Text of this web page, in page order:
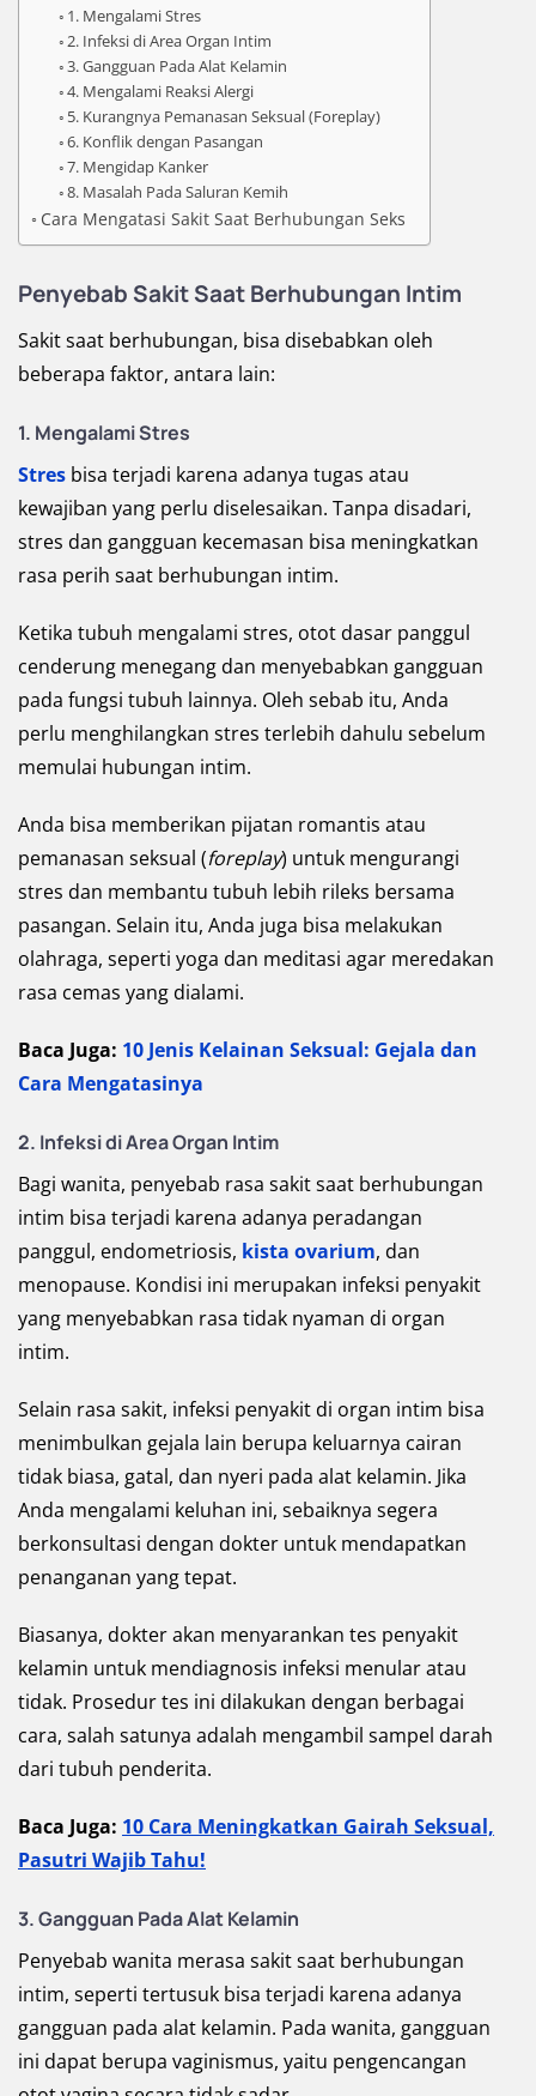
1. Mengalami Stres
2. Infeksi di Area Organ Intim
3. Gangguan Pada Alat Kelamin
4. Mengalami Reaksi Alergi
5. Kurangnya Pemanasan Seksual (Foreplay)
6. Konflik dengan Pasangan
7. Mengidap Kanker
8. Masalah Pada Saluran Kemih
Cara Mengatasi Sakit Saat Berhubungan Seks
Penyebab Sakit Saat Berhubungan Intim
Sakit saat berhubungan, bisa disebabkan oleh
beberapa faktor, antara lain:
1. Mengalami Stres
Stres bisa terjadi karena adanya tugas atau
kewajiban yang perlu diselesaikan. Tanpa disadari,
stres dan gangguan kecemasan bisa meningkatkan
rasa perih saat berhubungan intim.
Ketika tubuh mengalami stres, otot dasar panggul
cenderung menegang dan menyebabkan gangguan
pada fungsi tubuh lainnya. Oleh sebab itu, Anda
perlu menghilangkan stres terlebih dahulu sebelum
memulai hubungan intim.
Anda bisa memberikan pijatan romantis atau
pemanasan seksual (foreplay) untuk mengurangi
stres dan membantu tubuh lebih rileks bersama
pasangan. Selain itu, Anda juga bisa melakukan
olahraga, seperti yoga dan meditasi agar meredakan
rasa cemas yang dialami.
Baca Juga: 10 Jenis Kelainan Seksual: Gejala dan
Cara Mengatasinya
2. Infeksi di Area Organ Intim
Bagi wanita, penyebab rasa sakit saat berhubungan
intim bisa terjadi karena adanya peradangan
panggul, endometriosis, kista ovarium, dan
menopause. Kondisi ini merupakan infeksi penyakit
yang menyebabkan rasa tidak nyaman di organ
intim.
Selain rasa sakit, infeksi penyakit di organ intim bisa
menimbulkan gejala lain berupa keluarnya cairan
tidak biasa, gatal, dan nyeri pada alat kelamin. Jika
Anda mengalami keluhan ini, sebaiknya segera
berkonsultasi dengan dokter untuk mendapatkan
penanganan yang tepat.
Biasanya, dokter akan menyarankan tes penyakit
kelamin untuk mendiagnosis infeksi menular atau
tidak. Prosedur tes ini dilakukan dengan berbagai
cara, salah satunya adalah mengambil sampel darah
dari tubuh penderita.
Baca Juga: 10 Cara Meningkatkan Gairah Seksual,
Pasutri Wajib Tahu!
3. Gangguan Pada Alat Kelamin
Penyebab wanita merasa sakit saat berhubungan
intim, seperti tertusuk bisa terjadi karena adanya
gangguan pada alat kelamin. Pada wanita, gangguan
ini dapat berupa vaginismus, yaitu pengencangan